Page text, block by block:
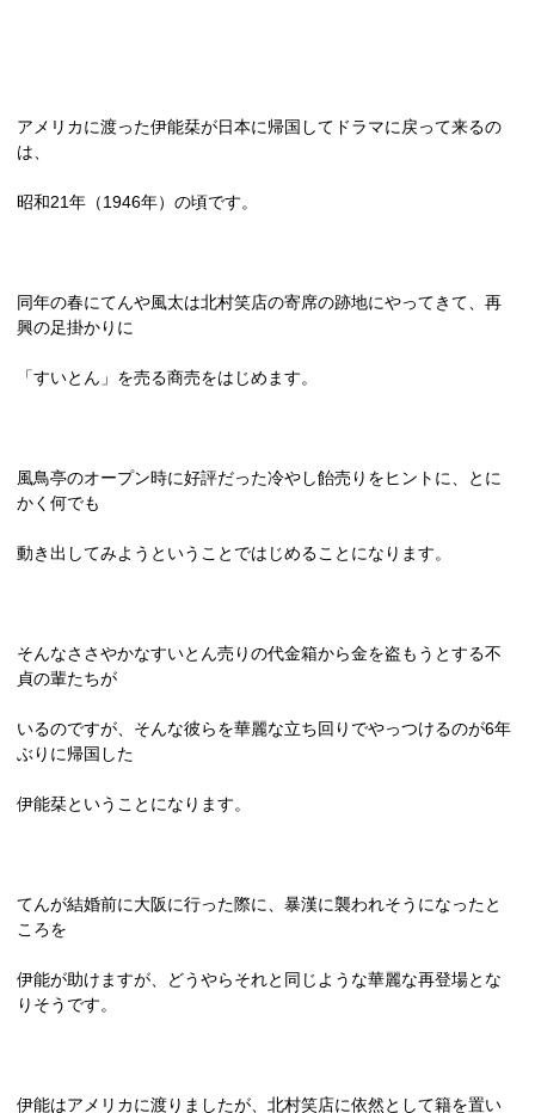
アメリカに渡った伊能栞が日本に帰国してドラマに戻って来るの
は、
昭和21年（1946年）の頃です。
同年の春にてんや風太は北村笑店の寄席の跡地にやってきて、再
興の足掛かりに
「すいとん」を売る商売をはじめます。
風鳥亭のオープン時に好評だった冷やし飴売りをヒントに、とに
かく何でも
動き出してみようということではじめることになります。
そんなささやかなすいとん売りの代金箱から金を盗もうとする不
貞の輩たちが
いるのですが、そんな彼らを華麗な立ち回りでやっつけるのが6年
ぶりに帰国した
伊能栞ということになります。
てんが結婚前に大阪に行った際に、暴漢に襲われそうになったと
ころを
伊能が助けますが、どうやらそれと同じような華麗な再登場とな
りそうです。
伊能はアメリカに渡りましたが、北村笑店に依然として籍を置い